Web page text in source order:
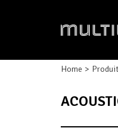
Home